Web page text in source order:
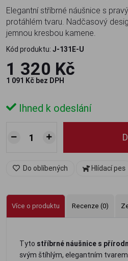
Elegantní stříbrné náušnice s
protáhlém tvaru. Nadčasový
jemnou kresbou kamene.
Kód produktu: J-131E-U
1 320 Kč
1 091 Kč bez DPH
Ihned k odeslání
Do oblíbených Hlídací pes
Více o produktu Recenze (0)
Tyto stříbrné náušnice s
svým štíhlým, elegantním